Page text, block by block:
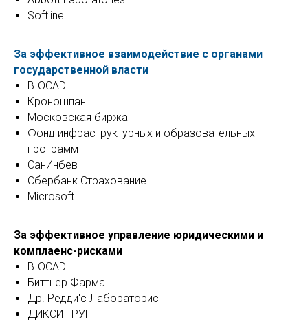
Softline
За эффективное взаимодействие с органами
государственной власти
BIOCAD
Кроношпан
Московская биржа
Фонд инфраструктурных и образовательных
программ
СанИнбев
Сбербанк Страхование
Microsoft
За эффективное управление юридическими и
комплаенс-рисками
BIOCAD
Биттнер Фарма
Др. Редди'с Лабораторис
ДИКСИ ГРУПП